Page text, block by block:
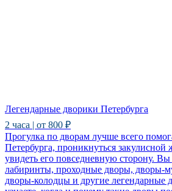
Легендарные дворики Петербурга
2 часа | от 800 ₽
Прогулка по дворам лучше всего
Петербурга, проникнуться закулисной
увидеть его повседневную сторону.
лабиринты, проходные дворы, дворы-
дворы-колодцы и другие легендарные